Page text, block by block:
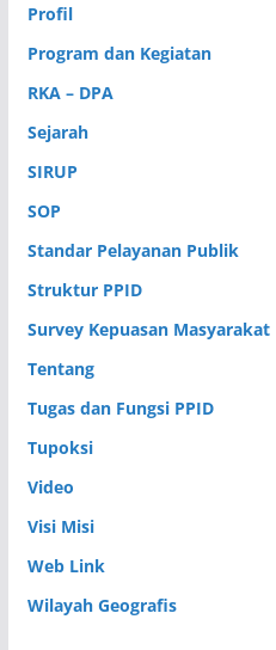
Profil
Program dan Kegiatan
RKA – DPA
Sejarah
SIRUP
SOP
Standar Pelayanan Publik
Struktur PPID
Survey Kepuasan Masyarakat
Tentang
Tugas dan Fungsi PPID
Tupoksi
Video
Visi Misi
Web Link
Wilayah Geografis